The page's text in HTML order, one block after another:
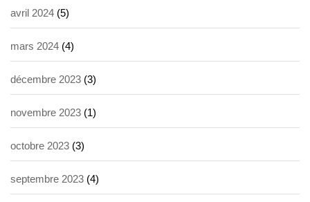
avril 2024 (5)
mars 2024 (4)
décembre 2023 (3)
novembre 2023 (1)
octobre 2023 (3)
septembre 2023 (4)